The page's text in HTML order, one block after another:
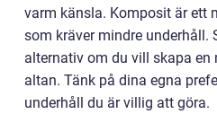
varm känsla. Komposit är ett
som kräver mindre underhåll.
alternativ om du vill skapa en
altan. Tänk på dina egna
underhåll du är villig att göra.